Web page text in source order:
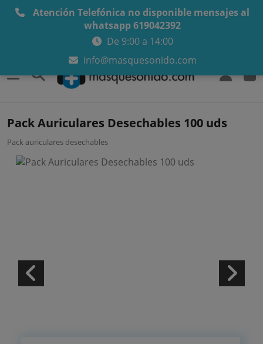
Atención Telefónica no disponible mensajes al
whatsapp 619042392
De 9:00 a 14:00
info@masquesonido.com
Pack Auriculares Desechables 100 uds
Pack auriculares desechables